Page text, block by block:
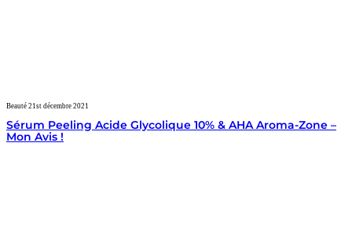
Beauté 21st décembre 2021
Sérum Peeling Acide Glycolique 10% & AHA Aroma-Zone –
Mon Avis !